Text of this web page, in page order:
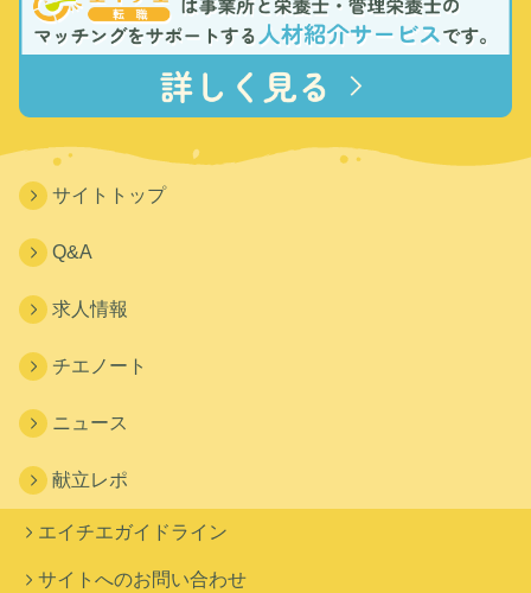
サイトトップ
Q&A
求人情報
チエノート
ニュース
献立レポ
エイチエガイドライン
サイトへのお問い合わせ